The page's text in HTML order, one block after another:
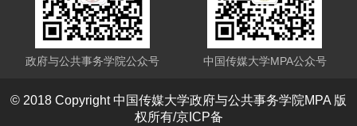
政府与公共事务学院公众号 中国传媒大学MPA公众号
© 2018 Copyright 中国传媒大学政府与公共事务学院MPA 版
权所有/京ICP备